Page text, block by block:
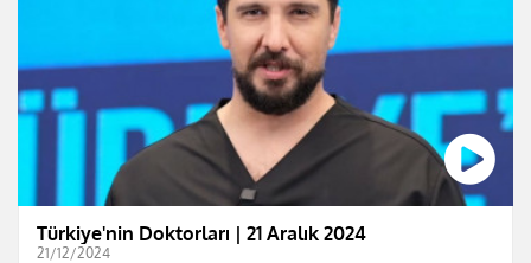
Türkiye'nin Doktorları | 21 Aralık 2024
21/12/2024